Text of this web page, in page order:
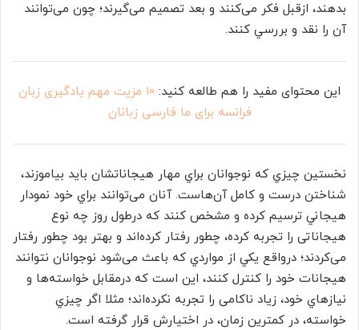
بدهند، ازقبل فكر می‌كنند و بعد تصميم می‌گيرند؛ چون می‌توانند
آن را نقد و بررسي كنند.
این محتوای مفید را هم طالعه کنید:
10 مزیت مهم یادگیری زبان
فرانسه برای ما فارسی زبانان
نخستين چيزي كه نوجوانان براي مهار هيجاناتشان بايد بياموزند،
شناختن درست و کامل آن‌هاست. آنان می‌توانند براي خود نمودار
هيجاني ترسيم کرده و مشخص کنند که درطول روز چه نوع
هیجاناتی را تجربه کرده، چطور رفتار کرده‌اند و بهتر بود چطور رفتار
می‌کردند؛ درواقع يكي از مواردي كه باعث می‌شود نوجوانان نتوانند
هيجانات خود را كنترل كنند، اين است كه درمقابل خواسته‌ها و
نيازهاي خود، زیاد ناكامی‌ را تجربه نكرده‌اند؛ مثلا اگر چيزي
خواسته، در كمترين زمان، در اختيارش قرار گرفته است.